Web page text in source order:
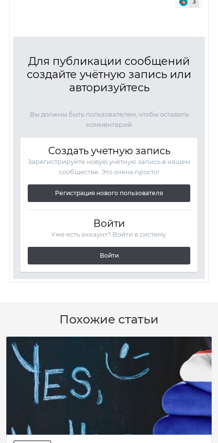
3
Для публикации сообщений
создайте учётную запись или
авторизуйтесь
Вы должны быть пользователем, чтобы оставить
комментарий
Создать учетную запись
Зарегистрируйте новую учётную запись в нашем
сообществе. Это очень просто!
Регистрация нового пользователя
Войти
Уже есть аккаунт? Войти в систему.
Войти
Похожие статьи